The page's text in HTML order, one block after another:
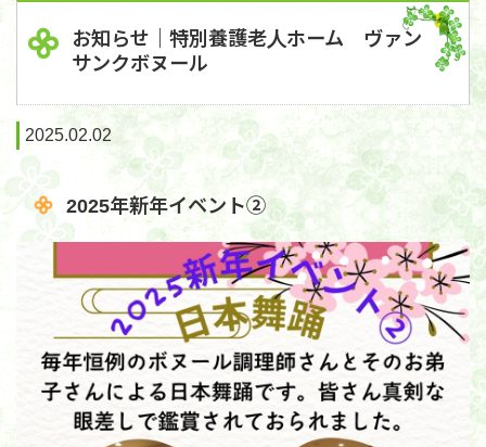
お知らせ｜特別養護老人ホーム ヴァン
サンクボヌール
2025.02.02
2025年新年イベント②